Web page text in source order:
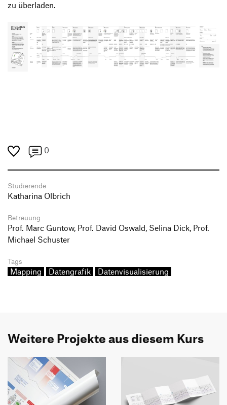
zu überladen.
0
Studierende
Katharina Olbrich
Betreuung
Prof. Marc Guntow, Prof. David Oswald, Selina Dick, Prof.
Michael Schuster
Tags
Mapping Datengrafik Datenvisualisierung
Weitere Projekte aus diesem Kurs